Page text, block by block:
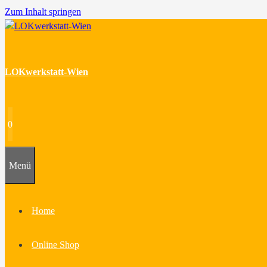
Zum Inhalt springen
LOKwerkstatt-Wien
0
Menü
Home
Online Shop